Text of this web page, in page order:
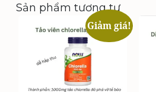
Sản phẩm tương tự
Giảm giá!